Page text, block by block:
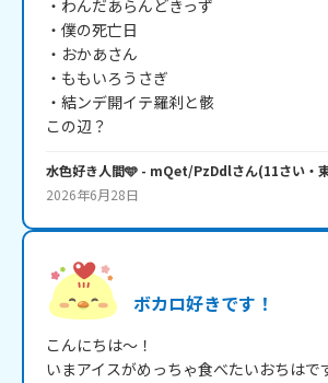
・わんだあらんどきっず
・僕の死亡日
・おかあさん
・ももいろうさぎ
・結ンデ開イテ羅刹と骸
水色好き人間🩵 - mQet/PzDdlさん(11さい・
2026年6月28日
ボカロ好きです！
こんにちは～！
いまアイスがめっちゃ食べたいおちはで